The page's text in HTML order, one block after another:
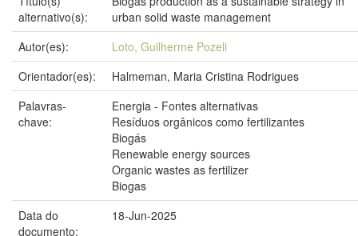
alternativo(s):
urban solid waste management
Autor(es):
Loto, Guilherme Pozeli
Orientador(es):
Halmeman, Maria Cristina Rodrigues
Palavras-
chave:
Energia - Fontes alternativas
Resíduos orgânicos como fertilizantes
Biogás
Renewable energy sources
Organic wastes as fertilizer
Biogas
Data do
documento:
18-Jun-2025